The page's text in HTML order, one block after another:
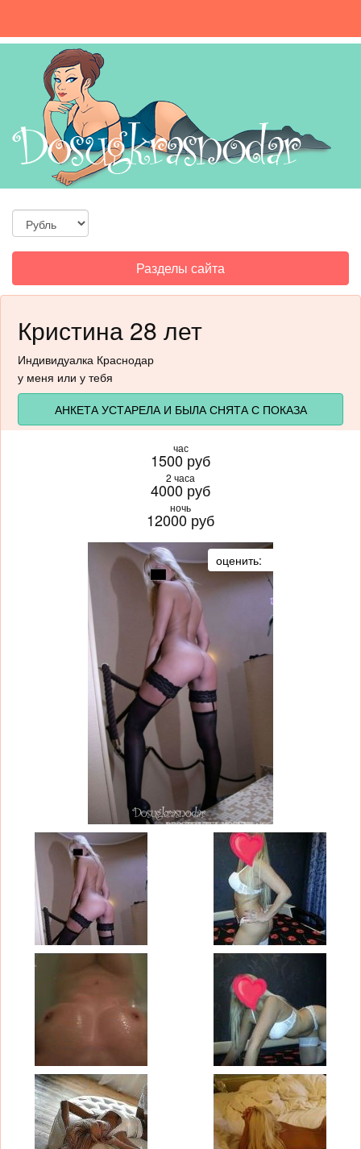
Toggle
navigation
Разделы сайта
Кристина 28 лет
Индивидуалка Краснодар
у меня или у тебя
АНКЕТА УСТАРЕЛА И БЫЛА СНЯТА С ПОКАЗА
час
1500 руб
2 часа
4000 руб
ночь
12000 руб
оценить: